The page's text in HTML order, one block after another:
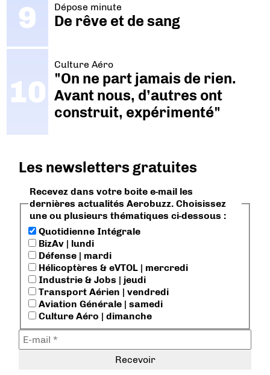
Dépose minute
De rêve et de sang
Culture Aéro
"On ne part jamais de rien.
Avant nous, d’autres ont
construit, expérimenté"
Les newsletters gratuites
Recevez dans votre boite e-mail les
dernières actualités Aerobuzz. Choisissez
une ou plusieurs thématiques ci-dessous :
Quotidienne Intégrale
BizAv | lundi
Défense | mardi
Hélicoptères & eVTOL | mercredi
Industrie & Jobs | jeudi
Transport Aérien | vendredi
Aviation Générale | samedi
Culture Aéro | dimanche